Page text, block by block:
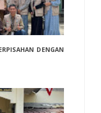
DENGAN